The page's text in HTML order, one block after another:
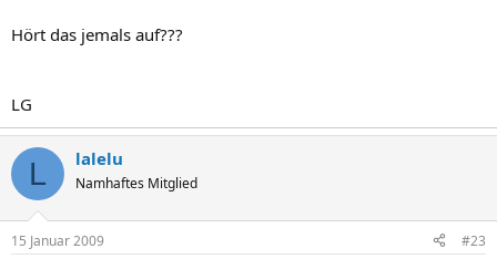
Hört das jemals auf???
LG
L lalelu
Namhaftes Mitglied
15 Januar 2009 #23